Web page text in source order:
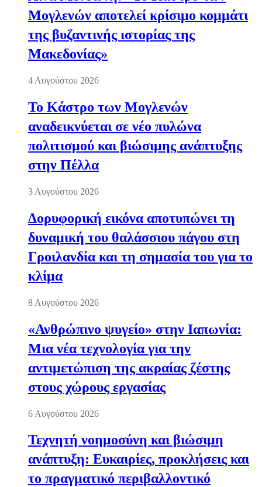
Μογλενών αποτελεί κρίσιμο κομμάτι
της βυζαντινής ιστορίας της
Μακεδονίας»
4 Αυγούστου 2026
Το Κάστρο των Μογλενών
αναδεικνύεται σε νέο πυλώνα
πολιτισμού και βιώσιμης ανάπτυξης
στην Πέλλα
3 Αυγούστου 2026
Δορυφορική εικόνα αποτυπώνει τη
δυναμική του θαλάσσιου πάγου στη
Γροιλανδία και τη σημασία του για το
κλίμα
8 Αυγούστου 2026
«Ανθρώπινο ψυγείο» στην Ιαπωνία:
Μια νέα τεχνολογία για την
αντιμετώπιση της ακραίας ζέστης
στους χώρους εργασίας
6 Αυγούστου 2026
Τεχνητή νοημοσύνη και βιώσιμη
ανάπτυξη: Ευκαιρίες, προκλήσεις και
το πραγματικό περιβαλλοντικό